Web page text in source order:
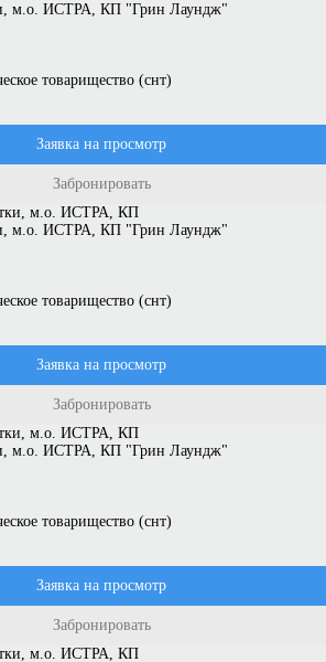
м.о. ИСТРА, КП "Грин Лаундж"
товарищество (снт)
Заявка на просмотр
Забронировать
м.о. ИСТРА, КП "Грин Лаундж"
товарищество (снт)
Заявка на просмотр
Забронировать
м.о. ИСТРА, КП "Грин Лаундж"
товарищество (снт)
Заявка на просмотр
Забронировать